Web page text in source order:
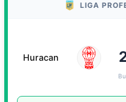
LIGA
Huracan